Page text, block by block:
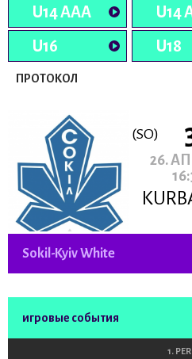
U14 AAA
U14
U16
U18
ПРОТОКОЛ
(SO)
26.
Sokil-Kyiv White
игровые события
1.